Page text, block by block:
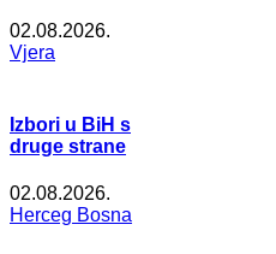
02.08.2026.
Vjera
Izbori u BiH s
druge strane
02.08.2026.
Herceg Bosna